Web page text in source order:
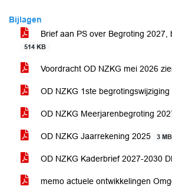
Bijlagen
Brief aan PS over Begroting
514 KB
Voordracht OD NZKG mei 2026
OD NZKG 1ste begrotingswijziging
OD NZKG Meerjarenbegroting
OD NZKG Jaarrekening 2025 3 MB
OD NZKG Kaderbrief 2027-2030
memo actuele ontwikkelingen